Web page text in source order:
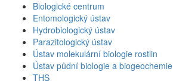
Biologické centrum
Entomologický ústav
Hydrobiologický ústav
Parazitologický ústav
Ústav molekulární biologie rostlin
Ústav půdní biologie a biogeochemie
THS